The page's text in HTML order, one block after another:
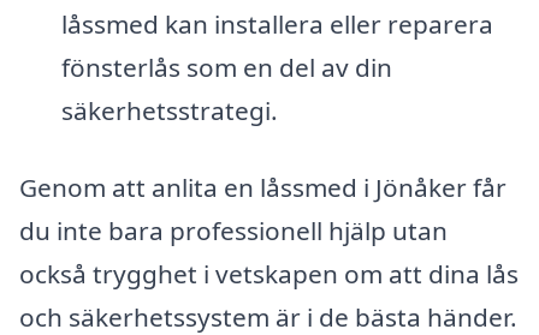
låssmed kan installera eller reparera
fönsterlås som en del av din
säkerhetsstrategi.
Genom att anlita en låssmed i Jönåker får
du inte bara professionell hjälp utan
också trygghet i vetskapen om att dina lås
och säkerhetssystem är i de bästa händer.